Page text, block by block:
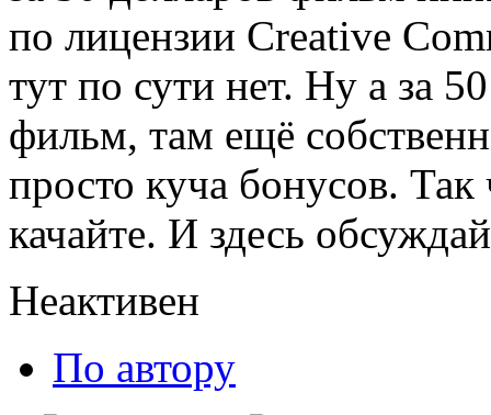
по лицензии Creative
тут по сути нет. Ну а за
фильм, там ещё
просто куча бонусов.
качайте. И здесь
Неактивен
По автору